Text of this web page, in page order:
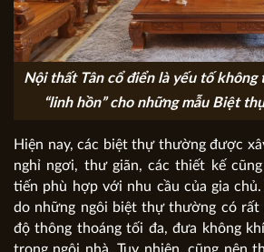
Nội thất Tân cổ điển là yếu tố không
“linh hồn” cho những mẫu Biệt
Hiện nay, các biệt thự thường được
nghỉ ngơi, thư giãn, các thiết kế
tiến phù hợp với nhu cầu của gia
do những ngôi biệt thự thường có rất
độ thông thoáng tối đa, đưa không